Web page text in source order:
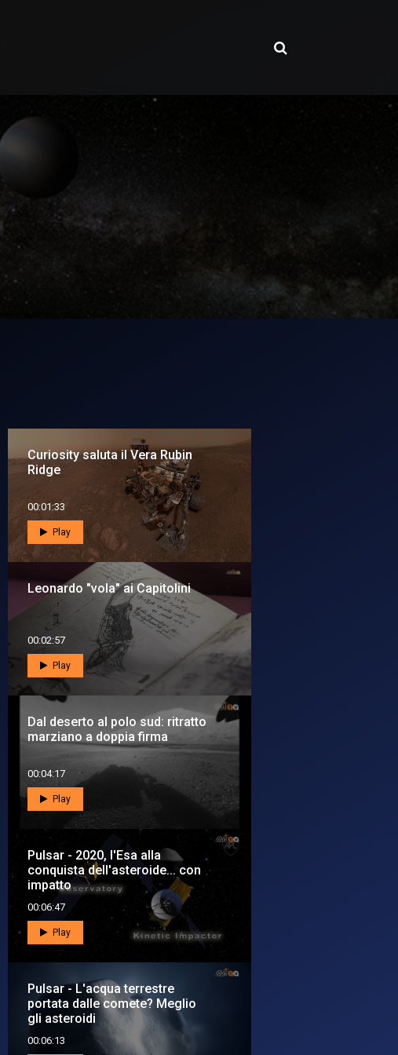
Curiosity saluta il Vera Rubin
Ridge
00:01:33
Play
Leonardo "vola" ai Capitolini
00:02:57
Play
Dal deserto al polo sud: ritratto
marziano a doppia firma
00:04:17
Play
Pulsar - 2020, l'Esa alla
conquista dell'asteroide... con
impatto
00:06:47
Play
Pulsar - L'acqua terrestre
portata dalle comete? Meglio
gli asteroidi
00:06:13